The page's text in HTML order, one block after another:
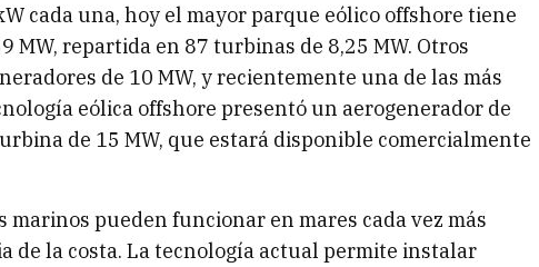
cada una, hoy el mayor parque eólico offshore tiene
MW, repartida en 87 turbinas de 8,25 MW. Otros
de 10 MW, y recientemente una de las más
eólica offshore presentó un aerogenerador de
de 15 MW, que estará disponible comercialmente
marinos pueden funcionar en mares cada vez más
de la costa. La tecnología actual permite instalar